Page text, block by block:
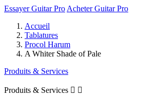
Essayer Guitar Pro Acheter Guitar Pro
Accueil
Tablatures
Procol Harum
A Whiter Shade of Pale
Produits & Services
Produits & Services  